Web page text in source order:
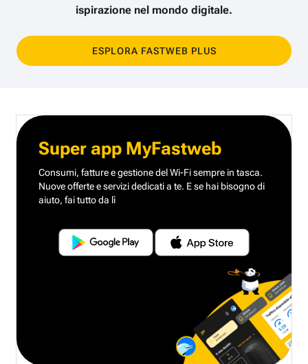
ispirazione nel mondo digitale.
ESPLORA FASTWEB PLUS
Super app MyFastweb
Consumi, fatture e gestione del Wi-Fi sempre in tasca.
Nuove offerte e servizi dedicati a te. E se hai bisogno di
aiuto, fai tutto da lì